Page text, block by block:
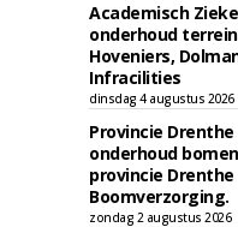
Academisch
onderhoud
Hoveniers,
Infracilities
dinsdag 4 augustus 2026
Provincie
onderhoud
provincie Drenthe
Boomverzorging.
zondag 2 augustus 2026